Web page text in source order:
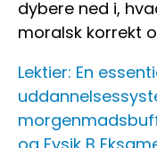
dybere ned i,
moralsk korrekt
Lektier: En